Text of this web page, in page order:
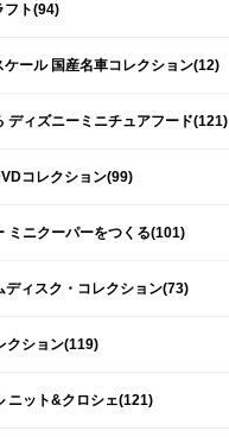
フト(94)
ール 国産名車コレクション(12)
ディズニーミニチュアフード(121)
コレクション(99)
ミニクーパーをつくる(101)
ディスク・コレクション(73)
クション(119)
ニット&クロシェ(121)